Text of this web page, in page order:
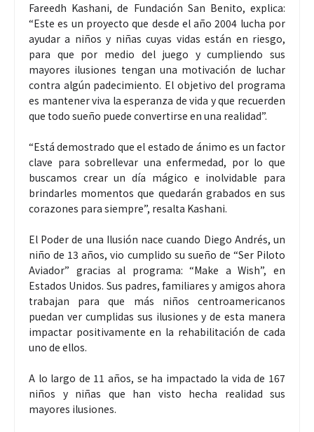
Fareedh Kashani, de Fundación San Benito, explica:
“Este es un proyecto que desde el año 2004 lucha por
ayudar a niños y niñas cuyas vidas están en riesgo,
para que por medio del juego y cumpliendo sus
mayores ilusiones tengan una motivación de luchar
contra algún padecimiento. El objetivo del programa
es mantener viva la esperanza de vida y que recuerden
que todo sueño puede convertirse en una realidad”.
“Está demostrado que el estado de ánimo es un factor
clave para sobrellevar una enfermedad, por lo que
buscamos crear un día mágico e inolvidable para
brindarles momentos que quedarán grabados en sus
corazones para siempre”, resalta Kashani.
El Poder de una Ilusión nace cuando Diego Andrés, un
niño de 13 años, vio cumplido su sueño de “Ser Piloto
Aviador” gracias al programa: “Make a Wish”, en
Estados Unidos. Sus padres, familiares y amigos ahora
trabajan para que más niños centroamericanos
puedan ver cumplidas sus ilusiones y de esta manera
impactar positivamente en la rehabilitación de cada
uno de ellos.
A lo largo de 11 años, se ha impactado la vida de 167
niños y niñas que han visto hecha realidad sus
mayores ilusiones.